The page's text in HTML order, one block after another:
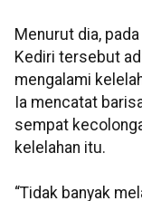
Menurut dia,
Kediri tersebut
mengalami
Ia mencatat
sempat
kelelahan itu.
“Tidak banyak